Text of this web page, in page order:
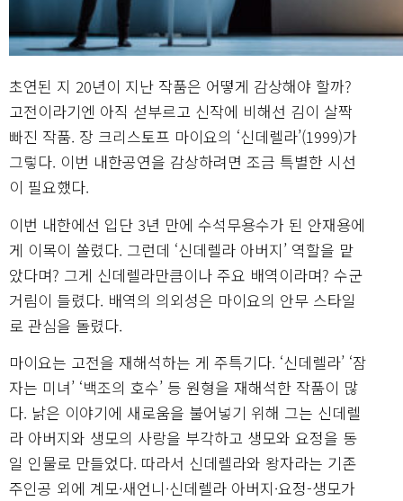
초연된 지 20년이 지난 작품은 어떻게 감상해야 할까?
고전이라기엔 아직 섣부르고 신작에 비해선 김이 살짝
빠진 작품. 장 크리스토프 마이요의 ‘신데렐라’(1999)가
그렇다. 이번 내한공연을 감상하려면 조금 특별한 시선
이 필요했다.
이번 내한에선 입단 3년 만에 수석무용수가 된 안재용에
게 이목이 쏠렸다. 그런데 ‘신데렐라 아버지’ 역할을 맡
았다며? 그게 신데렐라만큼이나 주요 배역이라며? 수군
거림이 들렸다. 배역의 의외성은 마이요의 안무 스타일
로 관심을 돌렸다.
마이요는 고전을 재해석하는 게 주특기다. ‘신데렐라’ ‘잠
자는 미녀’ ‘백조의 호수’ 등 원형을 재해석한 작품이 많
다. 낡은 이야기에 새로움을 불어넣기 위해 그는 신데렐
라 아버지와 생모의 사랑을 부각하고 생모와 요정을 동
일 인물로 만들었다. 따라서 신데렐라와 왕자라는 기존
주인공 외에 계모·새언니·신데렐라 아버지·요정-생모가